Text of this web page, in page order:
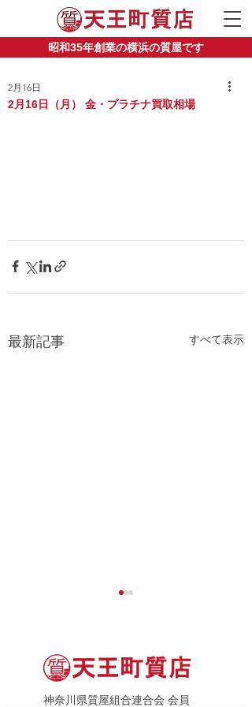
昭和35年創業の横浜の質屋です
2月16日（月） 金・プラチナ買取相場
2月16日
最新記事 すべて表示
神奈川県質屋組合連合会 会員